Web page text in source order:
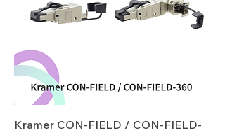
Kramer CON-FIELD / CON-FIELD-